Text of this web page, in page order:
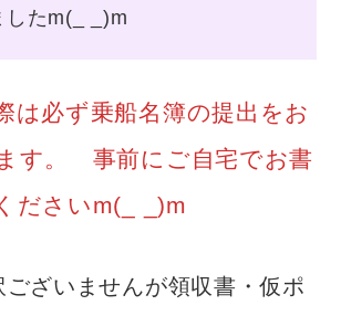
したm(_ _)m
は必ず乗船名簿の提出をお
す。 事前にご自宅でお書
ださいm(_ _)m
ざいませんが領収書・仮ポ